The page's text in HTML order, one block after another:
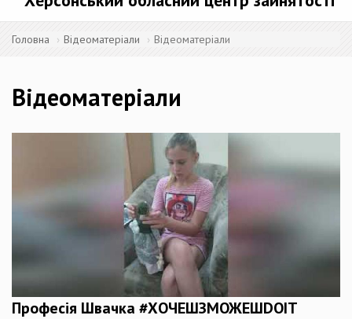
Головна Відеоматеріали Відеоматеріали
Відеоматеріали
Професія Швачка #ХОЧЕШЗМОЖЕШDOIT